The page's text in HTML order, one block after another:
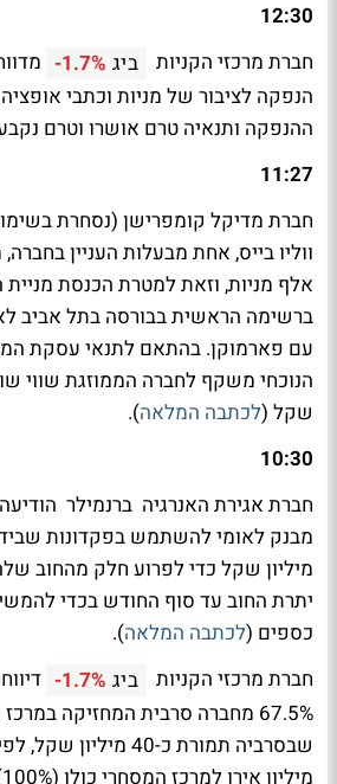
12:30
חברת מרכזי הקניות ביג -1.7%
ההנפקה ותנאיה טרם אושרו וטרם
11:27
חברת מדיקל קומפרישן (נסחרת
אלף מניות, וזאת למטרת הכנסת
ברשימה הראשית בבורסה בתל אביב
עם פארמוקן. בהתאם לתנאי עסקת
שקל (לכתבה המלאה).
10:30
חברת אגירת האנרגיה ברנמילר
מיליון שקל כדי לפרוע חלק מהחוב
יתרת החוב עד סוף החודש בכדי
כספים (לכתבה המלאה).
חברת מרכזי הקניות ביג -1.7%
67.5% מחברה סרבית המחזיקה
מיליון אירו למרכז המסחרי כולו (100%) (